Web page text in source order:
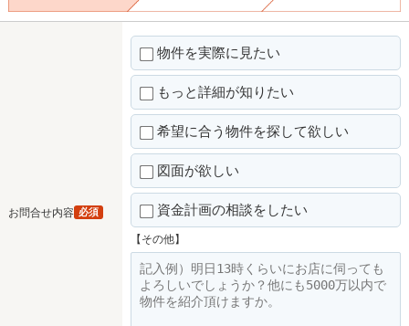
お問合せ内容 必須
物件を実際に見たい
もっと詳細が知りたい
希望に合う物件を探して欲しい
図面が欲しい
資金計画の相談をしたい
【その他】